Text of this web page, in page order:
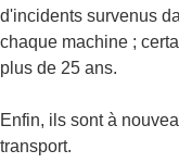
d'incidents survenus
chaque machine ;
plus de 25 ans.
Enfin, ils sont à
transport.